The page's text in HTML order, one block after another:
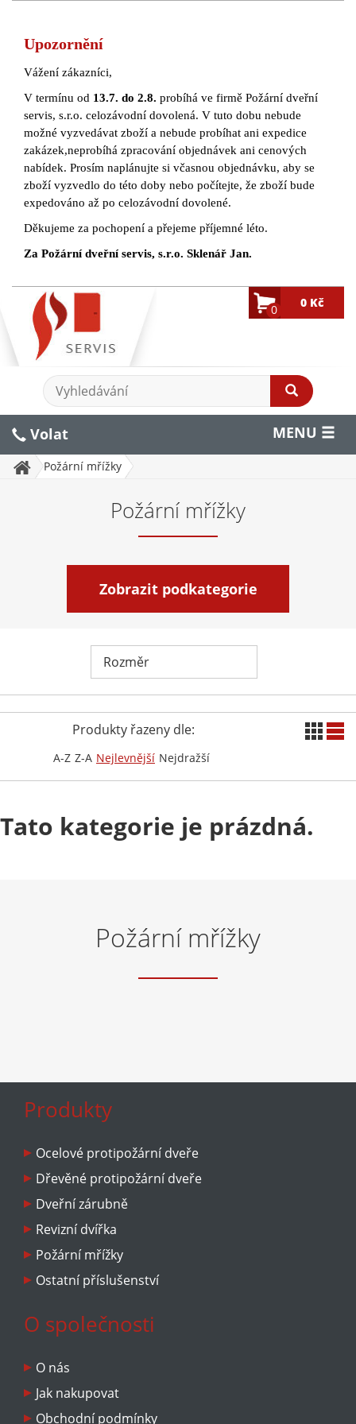
Upozornění
Vážení zákazníci,
V termínu od 13.7. do 2.8. probíhá ve firmě Požární dveřní
servis, s.r.o. celozávodní dovolená. V tuto dobu nebude
možné vyzvedávat zboží a nebude probíhat ani expedice
zakázek,neprobíhá zpracování objednávek ani cenových
nabídek. Prosím naplánujte si včasnou objednávku, aby se
zboží vyzvedlo do této doby nebo počítejte, že zboží bude
expedováno až po celozávodní dovolené.
Děkujeme za pochopení a přejeme příjemné léto.
Za Požární dveřní servis, s.r.o. Sklenář Jan.
0 0 Kč
MENU
Volat
Požární mřížky
Požární mřížky
Zobrazit podkategorie
Produkty řazeny dle:
A-Z Z-A Nejlevnější Nejdražší
Tato kategorie je prázdná.
Požární mřížky
Produkty
Ocelové protipožární dveře
Dřevěné protipožární dveře
Dveřní zárubně
Revizní dvířka
Požární mřížky
Ostatní příslušenství
O společnosti
O nás
Jak nakupovat
Obchodní podmínky